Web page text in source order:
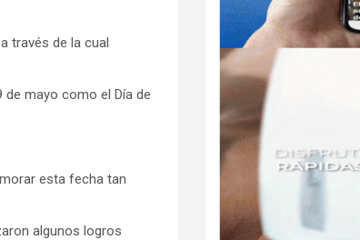
través de la cual
de mayo como el Día de
esta fecha tan
algunos logros